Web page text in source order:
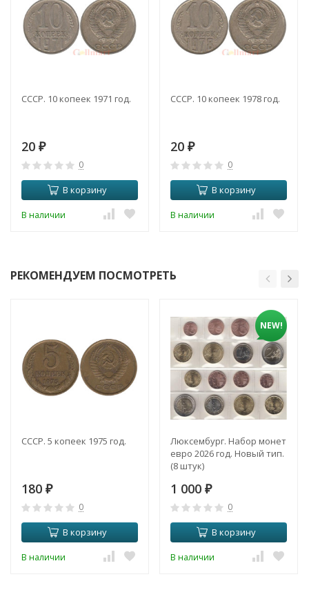
СССР. 10 копеек 1971 год.
20 ₽
0
В корзину
В наличии
СССР. 10 копеек 1978 год.
20 ₽
0
В корзину
В наличии
РЕКОМЕНДУЕМ ПОСМОТРЕТЬ
СССР. 5 копеек 1975 год.
180 ₽
0
В корзину
В наличии
NEW!
Люксембург. Набор монет
евро 2026 год. Новый тип.
(8 штук)
1 000 ₽
0
В корзину
В наличии